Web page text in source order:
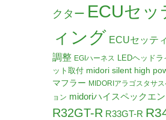
クター ECUセッ
ィング ECUセッテ
調整 EGIハーネス LEDヘッドラ
ット取付 midori silent high
マフラー MIDORIアラゴスタサ
ョン midoriハイスペックエ
R32GT-R R33GT-R